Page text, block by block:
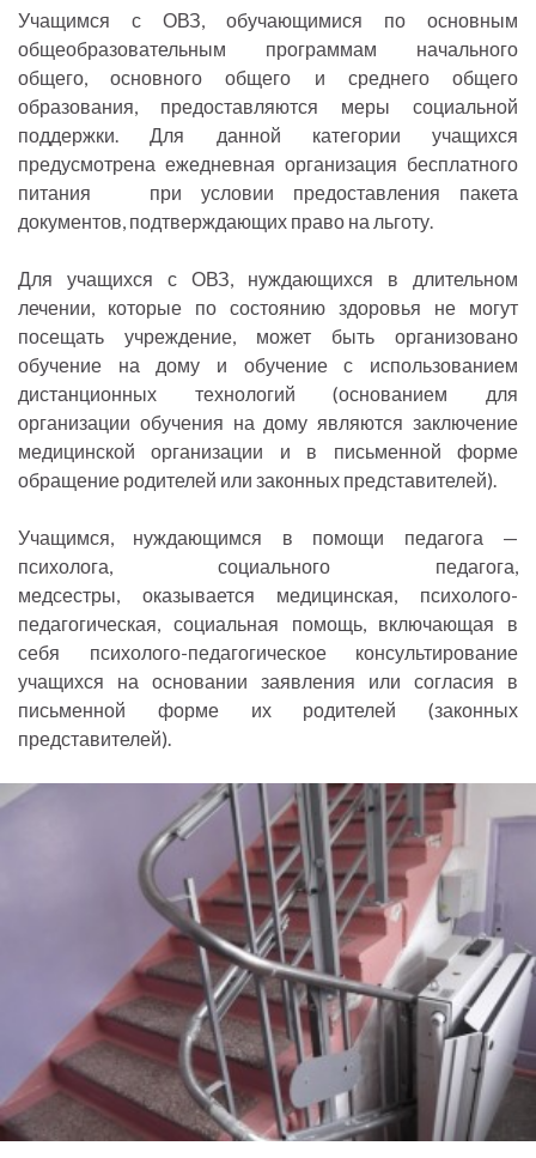
Учащимся с ОВЗ, обучающимися по основным
общеобразовательным программам начального
общего, основного общего и среднего общего
образования, предоставляются меры социальной
поддержки. Для данной категории учащихся
предусмотрена ежедневная организация бесплатного
питания при условии предоставления пакета
документов, подтверждающих право на льготу.
Для учащихся с ОВЗ, нуждающихся в длительном
лечении, которые по состоянию здоровья не могут
посещать учреждение, может быть организовано
обучение на дому и обучение с использованием
дистанционных технологий (основанием для
организации обучения на дому являются заключение
медицинской организации и в письменной форме
обращение родителей или законных представителей).
Учащимся, нуждающимся в помощи педагога —
психолога, социального педагога,
медсестры, оказывается медицинская, психолого-
педагогическая, социальная помощь, включающая в
себя психолого-педагогическое консультирование
учащихся на основании заявления или согласия в
письменной форме их родителей (законных
представителей).